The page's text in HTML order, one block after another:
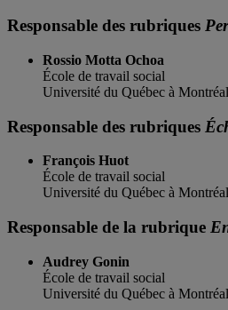
Responsable des rubriques
Rossio Motta Ochoa
École de travail social
Université du Québec à Montréal
Responsable des rubriques
François Huot
École de travail social
Université du Québec à Montréal
Responsable de la rubrique
Audrey Gonin
École de travail social
Université du Québec à Montréal